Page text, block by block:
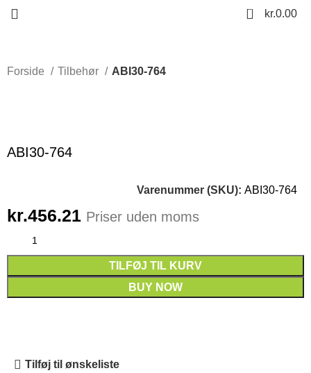
0 kr.0.00
Forside Tilbehør ABI30-764
ABI30-764
Varenummer (SKU): ABI30-764
kr.456.21 Priser uden moms
TILFØJ TIL KURV
BUY NOW
Tilføj til ønskeliste